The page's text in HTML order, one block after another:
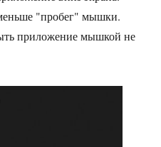
"пробег" мышки.
приложение мышкой не